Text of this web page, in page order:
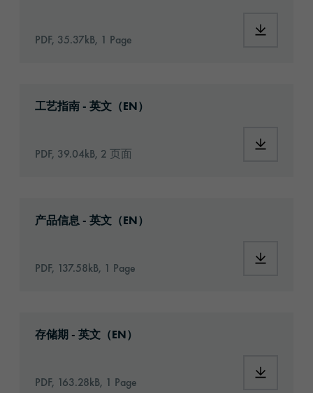
PDF, 35.37kB, 1 Page
工艺指南 - 英文（EN）
PDF, 39.04kB, 2 页面
产品信息 - 英文（EN）
PDF, 137.58kB, 1 Page
存储期 - 英文（EN）
PDF, 163.28kB, 1 Page